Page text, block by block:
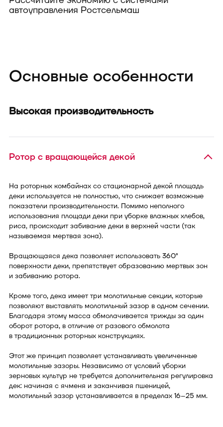
автоуправления Ростсельмаш
Основные особенности
Высокая производительность
Ротор с вращающейся декой
На роторных комбайнах со стационарной декой площадь
деки используется не полностью, что снижает возможные
показатели производительности. Помимо неполного
использования площади деки при уборке влажных хлебов,
риса, происходит забивание деки в верхней части (так
называемая мертвая зона).
Вращающаяся дека позволяет использовать 360°
поверхности деки, препятствует образованию мертвых зон
и забиванию ротора.
Кроме того, дека имеет три молотильные секции, которые
позволяют выставлять молотильный зазор в одном сечении.
Благодаря этому масса обмолачивается трижды за один
оборот ротора, в отличие от разового обмолота
в традиционных роторных конструкциях.
Этот же принцип позволяет устанавливать увеличенные
молотильные зазоры. Независимо от условий уборки
зерновых культур не требуется дополнительная регулировка
дек: начиная с ячменя и заканчивая пшеницей,
молотильный зазор устанавливается в пределах 16–25 мм.